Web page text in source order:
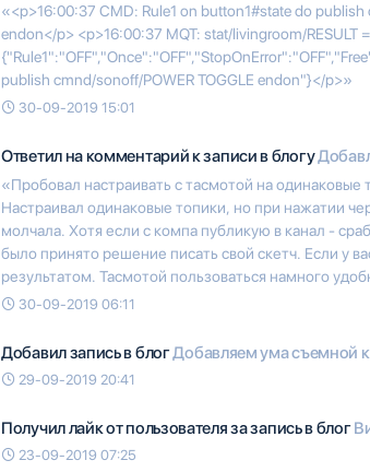
«<p>16:00:37 CMD: Rule1 on button1#state do publish
endon</p> <p>16:00:37 MQT: stat/livingroom/RESULT =
publish cmnd/sonoff/POWER TOGGLE endon"}</p>»
30-09-2019 15:01
Ответил на комментарий к записи в блогу
«Пробовал настраивать с тасмотой на одинаковые
Настраивал одинаковые топики, но при нажатии
молчала. Хотя если с компа публикую в канал -
было принято решение писать свой скетч. Если у
результатом. Тасмотой пользоваться намного
30-09-2019 06:11
Добавил запись в блогДобавляем ума съемной
29-09-2019 20:41
Получил лайк от пользователяза запись в блог
23-09-2019 07:25